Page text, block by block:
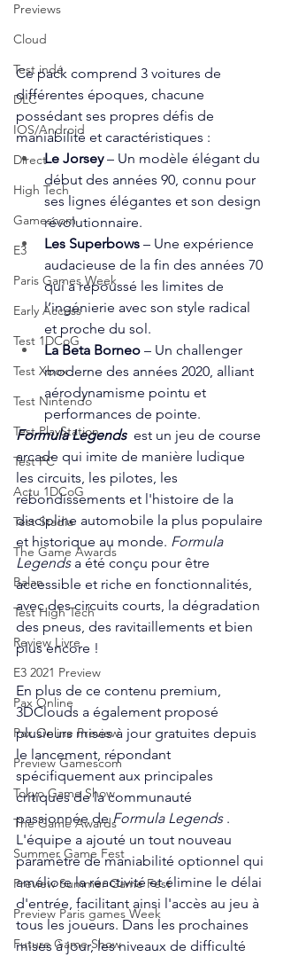
Previews
Cloud
Test indé
DLC
IOS/Android
Direct
High Tech
Gamescom
E3
Paris Games Week
Early Access
Test 1DCoG
Test Xbox
Test Nintendo
Test PlayStation
Test PC
Actu 1DCoG
Test Stadia
The Game Awards
Balan
Test High Tech
Review Livre
E3 2021 Preview
Pax Online
Pax Online Preview
Preview Gamescom
Tokyo Game Show
The Game Awards
Summer Game Fest
Preview Summer Game Fest
Preview Paris games Week
Future Game Show
Ce pack comprend 3 voitures de
différentes époques, chacune
possédant ses propres défis de
maniabilité et caractéristiques :
Le Jorsey – Un modèle élégant du
début des années 90, connu pour
ses lignes élégantes et son design
révolutionnaire.
Les Superbows – Une expérience
audacieuse de la fin des années 70
qui a repoussé les limites de
l’ingénierie avec son style radical
et proche du sol.
La Beta Borneo – Un challenger
moderne des années 2020, alliant
aérodynamisme pointu et
performances de pointe.
Formula Legends
  est un jeu de course
arcade qui imite de manière ludique
les circuits, les pilotes, les
rebondissements et l'histoire de la
discipline automobile la plus populaire
et historique au monde. Formula
Legends a été conçu pour être
accessible et riche en fonctionnalités,
avec des circuits courts, la dégradation
des pneus, des ravitaillements et bien
plus encore !
En plus de ce contenu premium,
3DClouds a également proposé
plusieurs mises à jour gratuites depuis
le lancement, répondant
spécifiquement aux principales
critiques de la communauté
passionnée de Formula Legends .
L'équipe a ajouté un tout nouveau
paramètre de maniabilité optionnel qui
améliore la réactivité et élimine le délai
d'entrée, facilitant ainsi l'accès au jeu à
tous les joueurs. Dans les prochaines
mises à jour, les niveaux de difficulté